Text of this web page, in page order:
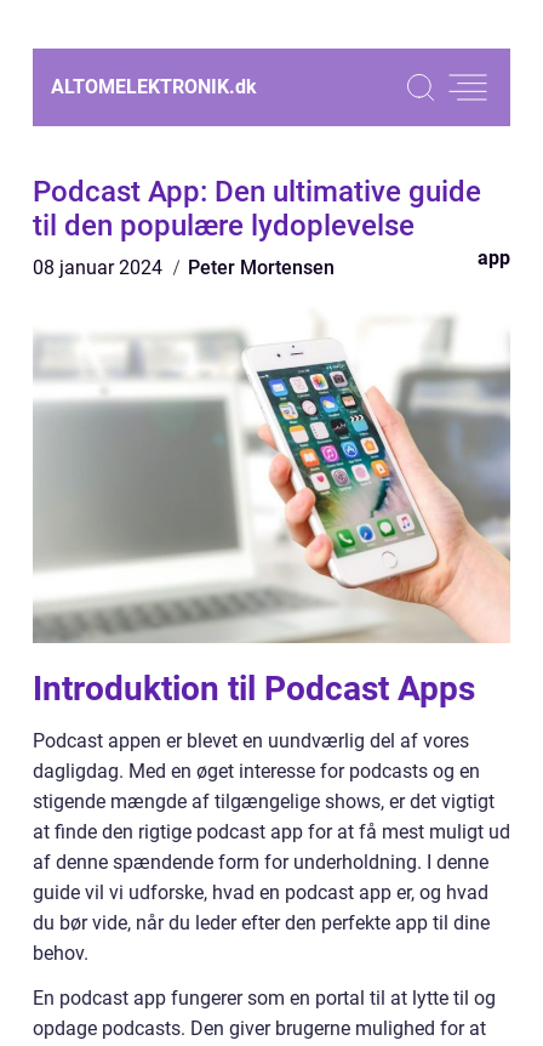
ALTOMELEKTRONIK.dk
Podcast App: Den ultimative guide
til den populære lydoplevelse
08 januar 2024 Peter Mortensen app
Introduktion til Podcast Apps
Podcast appen er blevet en uundværlig del af vores
dagligdag. Med en øget interesse for podcasts og en
stigende mængde af tilgængelige shows, er det vigtigt
at finde den rigtige podcast app for at få mest muligt ud
af denne spændende form for underholdning. I denne
guide vil vi udforske, hvad en podcast app er, og hvad
du bør vide, når du leder efter den perfekte app til dine
behov.
En podcast app fungerer som en portal til at lytte til og
opdage podcasts. Den giver brugerne mulighed for at